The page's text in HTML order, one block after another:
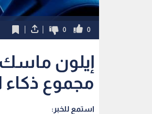
0
0
إيلون
مجموع ذكاء
استمع للخبر: